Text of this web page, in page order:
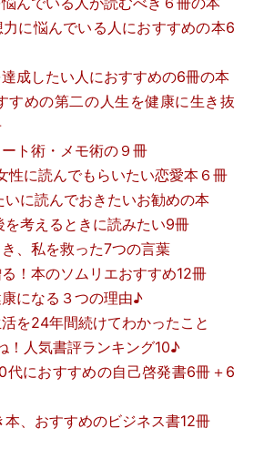
に悩んでいる人におすすめの本6
成したい人におすすめの6冊の本
すめの第二の人生を健康に生き抜
ト術・メモ術の９冊
性に読んでもらいたい恋愛本６冊
に読んでおきたいお勧めの本
考えるときに読みたい9冊
、私を救った7つの言葉
！本のソムリエおすすめ12冊
になる３つの理由♪
を24年間続けてわかったこと
！人気書評ランキング10♪
代におすすめの自己啓発書6冊＋6
、おすすめのビジネス書12冊